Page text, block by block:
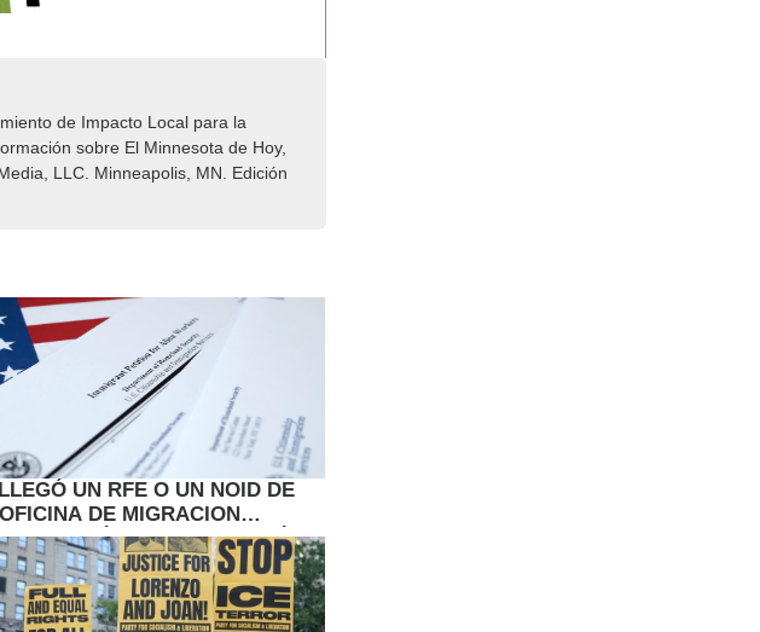
de Impacto Local​​ para la
sobre El Minnesota de Hoy,
LLC. Minneapolis, MN. Edición
UN RFE O UN NOID DE
DE MIGRACION
¿QUÉ SIGNIFICA Y QUÉ
HACER AHORA?